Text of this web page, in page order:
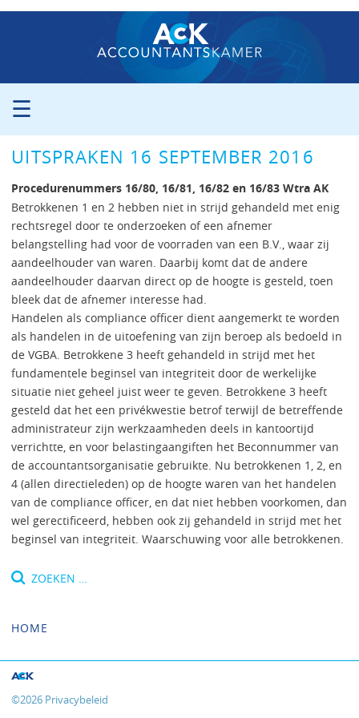
☰
ORGANISATIE
PROCEDURE
PERS
PUBLICATIES
UITSPRAKEN
ZITTINGSAGENDA
CONTACT
UITSPRAKEN 16 SEPTEMBER 2016
Procedurenummers 16/80, 16/81, 16/82 en 16/83 Wtra AK
Betrokkenen 1 en 2 hebben niet in strijd gehandeld met enig
rechtsregel door te onderzoeken of een afnemer
belangstelling had voor de voorraden van een B.V., waar zij
aandeelhouder van waren. Daarbij komt dat de andere
aandeelhouder daarvan direct op de hoogte is gesteld, toen
bleek dat de afnemer interesse had.
Handelen als compliance officer dient aangemerkt te worden
als handelen in de uitoefening van zijn beroep als bedoeld in
de VGBA. Betrokkene 3 heeft gehandeld in strijd met het
fundamentele beginsel van integriteit door de werkelijke
situatie niet geheel juist weer te geven. Betrokkene 3 heeft
gesteld dat het een privékwestie betrof terwijl de betreffende
administrateur zijn werkzaamheden deels in kantoortijd
verrichtte, en voor belastingaangiften het Beconnummer van
de accountantsorganisatie gebruikte. Nu betrokkenen 1, 2, en
4 (allen directieleden) op de hoogte waren van het handelen
van de compliance officer, en dat niet hebben voorkomen, dan
wel gerectificeerd, hebben ook zij gehandeld in strijd met het
beginsel van integriteit. Waarschuwing voor alle betrokkenen.
Zoeken
HOME
©2026 Privacybeleid